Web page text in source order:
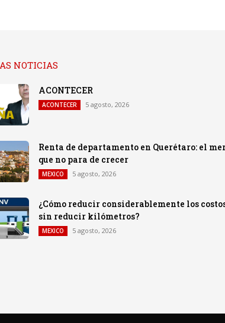
NOTICIAS
ACONTECER
ACONTECER 5 agosto, 2026
Renta de departamento en Querétaro: el
que no para de crecer
MEXICO 5 agosto, 2026
¿Cómo reducir considerablemente los
sin reducir kilómetros?
MEXICO 5 agosto, 2026